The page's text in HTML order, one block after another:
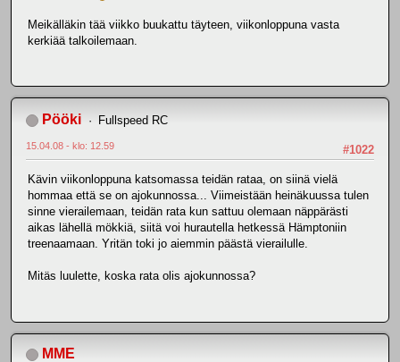
Meikälläkin tää viikko buukattu täyteen, viikonloppuna vasta
kerkiää talkoilemaan.
Pööki Fullspeed RC
#1022
15.04.08 - klo: 12.59
Kävin viikonloppuna katsomassa teidän rataa, on siinä vielä
hommaa että se on ajokunnossa... Viimeistään heinäkuussa tulen
sinne vierailemaan, teidän rata kun sattuu olemaan näppärästi
aikas lähellä mökkiä, siitä voi hurautella hetkessä Hämptoniin
treenaamaan. Yritän toki jo aiemmin päästä vierailulle.
Mitäs luulette, koska rata olis ajokunnossa?
MME